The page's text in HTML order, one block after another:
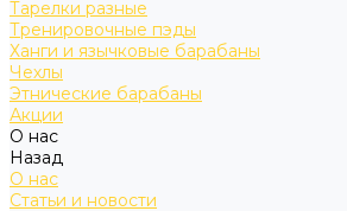
Тарелки разные
Тренировочные пэды
Ханги и язычковые барабаны
Чехлы
Этнические барабаны
Акции
О нас
Назад
О нас
Статьи и новости